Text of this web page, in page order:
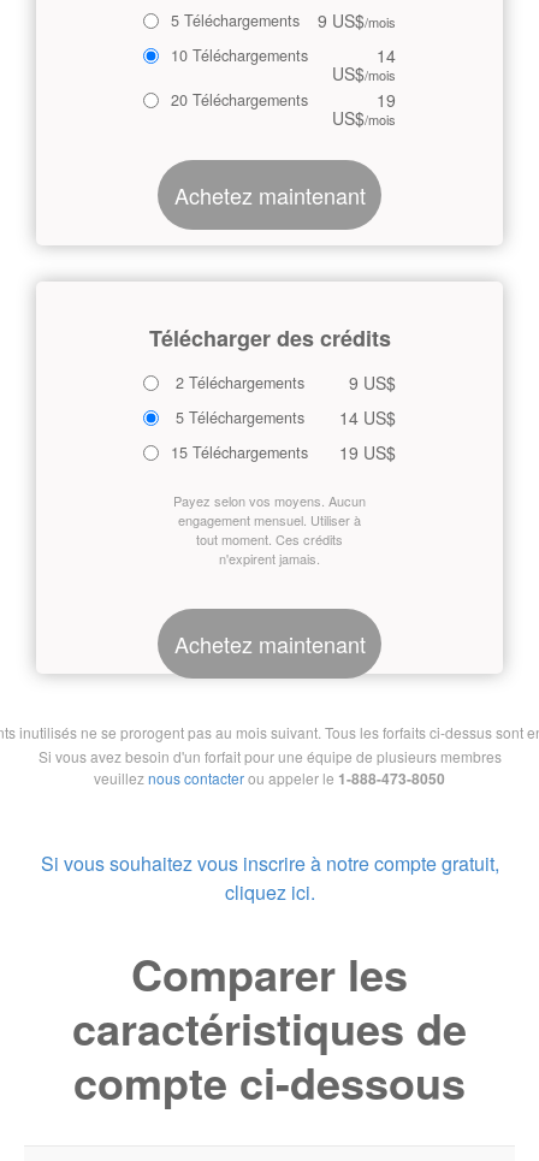
5 Téléchargements 9 US$/mois
10 Téléchargements 14
US$/mois
20 Téléchargements 19
US$/mois
Achetez maintenant
Télécharger des crédits
2 Téléchargements 9 US$
5 Téléchargements 14 US$
15 Téléchargements 19 US$
Payez selon vos moyens. Aucun
engagement mensuel. Utiliser à
tout moment. Ces crédits
n'expirent jamais.
Achetez maintenant
inutilisés ne se prorogent pas au mois suivant. Tous les forfaits ci-dessus sont
Si vous avez besoin d'un forfait pour une équipe de plusieurs membres
veuilleznous contacterou appeler le 1-888-473-8050
Si vous souhaitez vous inscrire à notre compte gratuit,
cliquez ici.
Comparer les
caractéristiques de
compte ci-dessous